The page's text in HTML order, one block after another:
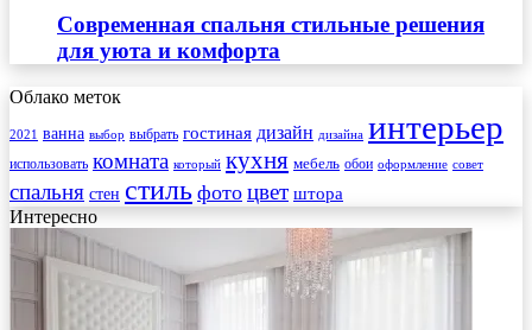
Современная спальня стильные решения
для уюта и комфорта
Облако меток
2021 ванна выбор выбрать гостиная дизайн дизайна интерьер
использовать комната который кухня мебель обои оформление совет
спальня стен стиль фото цвет штора
Интересно